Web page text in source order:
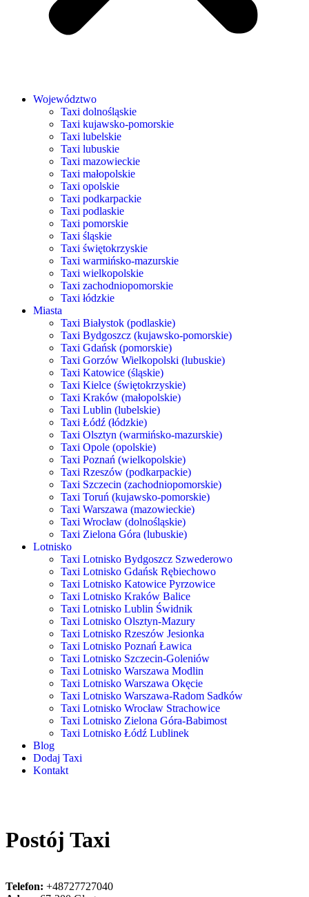
Województwo
Taxi dolnośląskie
Taxi kujawsko-pomorskie
Taxi lubelskie
Taxi lubuskie
Taxi mazowieckie
Taxi małopolskie
Taxi opolskie
Taxi podkarpackie
Taxi podlaskie
Taxi pomorskie
Taxi śląskie
Taxi świętokrzyskie
Taxi warmińsko-mazurskie
Taxi wielkopolskie
Taxi zachodniopomorskie
Taxi łódzkie
Miasta
Taxi Białystok (podlaskie)
Taxi Bydgoszcz (kujawsko-pomorskie)
Taxi Gdańsk (pomorskie)
Taxi Gorzów Wielkopolski (lubuskie)
Taxi Katowice (śląskie)
Taxi Kielce (świętokrzyskie)
Taxi Kraków (małopolskie)
Taxi Lublin (lubelskie)
Taxi Łódź (łódzkie)
Taxi Olsztyn (warmińsko-mazurskie)
Taxi Opole (opolskie)
Taxi Poznań (wielkopolskie)
Taxi Rzeszów (podkarpackie)
Taxi Szczecin (zachodniopomorskie)
Taxi Toruń (kujawsko-pomorskie)
Taxi Warszawa (mazowieckie)
Taxi Wrocław (dolnośląskie)
Taxi Zielona Góra (lubuskie)
Lotnisko
Taxi Lotnisko Bydgoszcz Szwederowo
Taxi Lotnisko Gdańsk Rębiechowo
Taxi Lotnisko Katowice Pyrzowice
Taxi Lotnisko Kraków Balice
Taxi Lotnisko Lublin Świdnik
Taxi Lotnisko Olsztyn-Mazury
Taxi Lotnisko Rzeszów Jesionka
Taxi Lotnisko Poznań Ławica
Taxi Lotnisko Szczecin-Goleniów
Taxi Lotnisko Warszawa Modlin
Taxi Lotnisko Warszawa Okęcie
Taxi Lotnisko Warszawa-Radom Sadków
Taxi Lotnisko Wrocław Strachowice
Taxi Lotnisko Zielona Góra-Babimost
Taxi Lotnisko Łódź Lublinek
Blog
Dodaj Taxi
Kontakt
Postój Taxi
Telefon: +48727727040